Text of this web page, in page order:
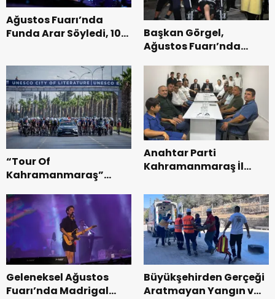
Ağustos Fuarı’nda
Funda Arar Söyledi, 100
Başkan Görgel,
Ağustos Fuarı’nda
Vatandaşlarla
Buluştu.
“Tour Of
Kahramanmaraş”
Bisikleti Turnuvası
Tamamlandı.
Anahtar Parti
Kahramanmaraş İl
Teşkilatı ile buluştu.
Geleneksel Ağustos
Fuarı’nda Madrigal
Büyükşehirden Gerçeği
Aratmayan Yangın ve